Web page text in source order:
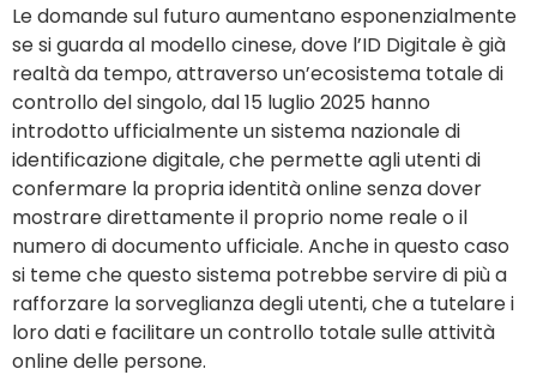
Le domande sul futuro aumentano esponenzialmente
se si guarda al modello cinese, dove l’ID Digitale è già
realtà da tempo, attraverso un’ecosistema totale di
controllo del singolo, dal 15 luglio 2025 hanno
introdotto ufficialmente un sistema nazionale di
identificazione digitale, che permette agli utenti di
confermare la propria identità online senza dover
mostrare direttamente il proprio nome reale o il
numero di documento ufficiale. Anche in questo caso
si teme che questo sistema potrebbe servire di più a
rafforzare la sorveglianza degli utenti, che a tutelare i
loro dati e facilitare un controllo totale sulle attività
online delle persone.